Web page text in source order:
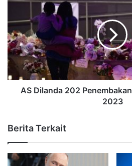
AS Dilanda 202
2023
Berita Terkait